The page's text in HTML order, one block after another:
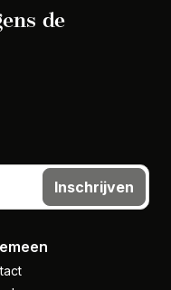
de
Inschrijven